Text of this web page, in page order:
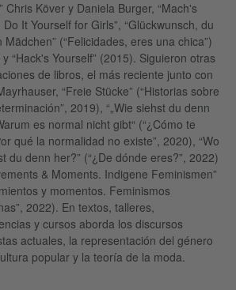
Chris Köver y Daniela Burger, “Mach's
Do It Yourself for Girls”, “Glückwunsch, du
Mädchen” (“Felicidades, eres una chica”)
“Hack's Yourself” (2015). Siguieron otras
de libros, el más reciente junto con
“Freie Stücke” (“Historias sobre
2019), “„Wie siehst du denn
es normal nicht gibt“ (“¿Cómo te
qué la normalidad no existe”, 2020), “Wo
du denn her?” (“¿De dónde eres?”, 2022)
& Moments. Indigene Feminismen”
y momentos. Feminismos
2022). En textos, talleres,
y cursos aborda los discursos
actuales, la representación del género
popular y la teoría de la moda.